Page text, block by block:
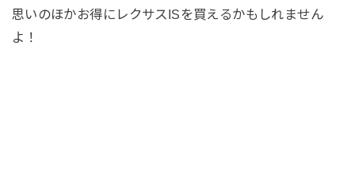
思いのほかお得にレクサスISを買えるかもしれません
よ！